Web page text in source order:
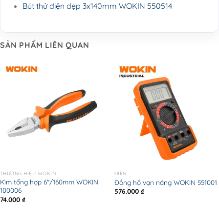
Bút thử điện dẹp 3x140mm WOKIN 550514
SẢN PHẨM LIÊN QUAN
THƯƠNG HIỆU WOKIN
Kìm tổng hợp 6″/160mm WOKIN
100006
74.000 ₫
ĐIỆN
Đồng hồ vạn năng WOKIN 551001
576.000 ₫